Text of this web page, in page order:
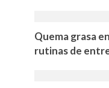
Quema grasa
rutinas de